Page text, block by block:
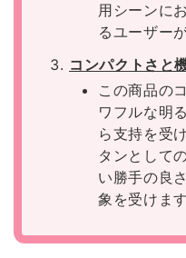
用シーンに
るユーザー
コンパクトさと
この商品の
ワフルな明
ら支持を受
タンとして
い勝手の良
象を受けます